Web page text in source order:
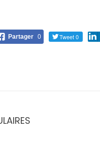
Partager 0 Tweet 0